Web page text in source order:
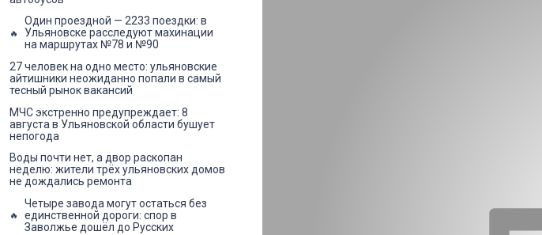
Один проездной — 2233 поездки: в
Ульяновске расследуют махинации
на маршрутах №78 и №90
27 человек на одно место: ульяновские
айтишники неожиданно попали в самый
тесный рынок вакансий
МЧС экстренно предупреждает: 8
августа в Ульяновской области бушует
непогода
Воды почти нет, а двор раскопан
неделю: жители трёх ульяновских домов
не дождались ремонта
Четыре завода могут остаться без
единственной дороги: спор в
Заволжье дошёл до Русских